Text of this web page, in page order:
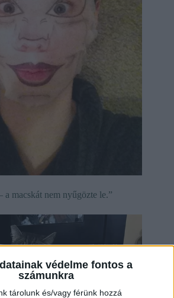
védelme fontos a
számunkra
tárolunk és/vagy férünk hozzá
a macskát nem nyűgözte le.”